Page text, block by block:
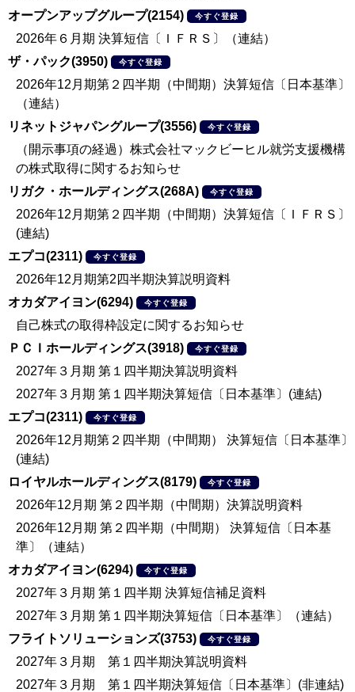
オープンアップグループ(2154)
今すぐ登録
2026年６月期 決算短信〔ＩＦＲＳ〕（連結）
ザ・パック(3950)
今すぐ登録
2026年12月期第２四半期（中間期）決算短信〔日本基準〕
（連結）
リネットジャパングループ(3556)
今すぐ登録
（開示事項の経過）株式会社マックビーヒル就労支援機構
の株式取得に関するお知らせ
リガク・ホールディングス(268A)
今すぐ登録
2026年12月期第２四半期（中間期）決算短信〔ＩＦＲＳ〕
(連結)
エプコ(2311)
今すぐ登録
2026年12月期第2四半期決算説明資料
オカダアイヨン(6294)
今すぐ登録
自己株式の取得枠設定に関するお知らせ
ＰＣＩホールディングス(3918)
今すぐ登録
2027年３月期 第１四半期決算説明資料
2027年３月期 第１四半期決算短信〔日本基準〕(連結)
エプコ(2311)
今すぐ登録
2026年12月期第２四半期（中間期） 決算短信〔日本基準〕
(連結)
ロイヤルホールディングス(8179)
今すぐ登録
2026年12月期 第２四半期（中間期）決算説明資料
2026年12月期 第２四半期（中間期） 決算短信〔日本基
準〕（連結）
オカダアイヨン(6294)
今すぐ登録
2027年３月期 第１四半期 決算短信補足資料
2027年３月期 第１四半期決算短信〔日本基準〕（連結）
フライトソリューションズ(3753)
今すぐ登録
2027年３月期 第１四半期決算説明資料
2027年３月期 第１四半期決算短信〔日本基準〕(非連結)